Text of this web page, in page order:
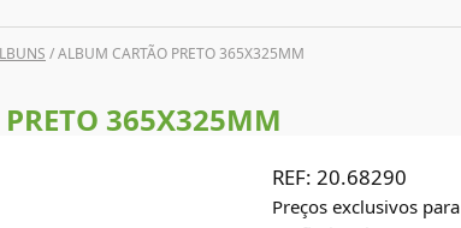
/ ALBUM CARTÃO PRETO 365X325MM
365X325MM
REF: 20.68290
Preços exclusivos para